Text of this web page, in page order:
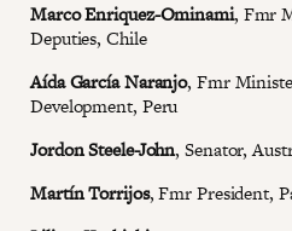
Marco Enriquez-Ominami, Fmr
Deputies, Chile
Aída García Naranjo, Fmr
Development, Peru
Jordon Steele-John, Senator,
Martín Torrijos, Fmr President,